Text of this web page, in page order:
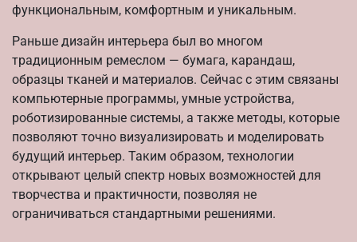
функциональным, комфортным и уникальным.
Раньше дизайн интерьера был во многом
традиционным ремеслом — бумага, карандаш,
образцы тканей и материалов. Сейчас с этим связаны
компьютерные программы, умные устройства,
роботизированные системы, а также методы, которые
позволяют точно визуализировать и моделировать
будущий интерьер. Таким образом, технологии
открывают целый спектр новых возможностей для
творчества и практичности, позволяя не
ограничиваться стандартными решениями.